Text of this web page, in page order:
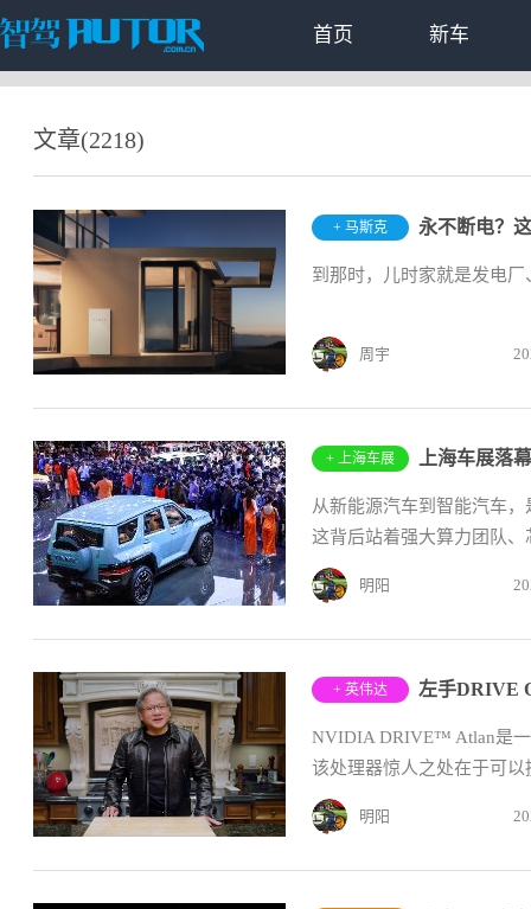
首页 新车
文章(2218)
+ 马斯克 永不断电？
到那时，儿时家就是发电
周宇
+ 上海车展 上海车展落
从新能源汽车到智能汽车
这背后站着强大算力团队
明阳
+ 英伟达
NVIDIA DRIVE™ Atlan是
该处理器惊人之处在于可以
明阳